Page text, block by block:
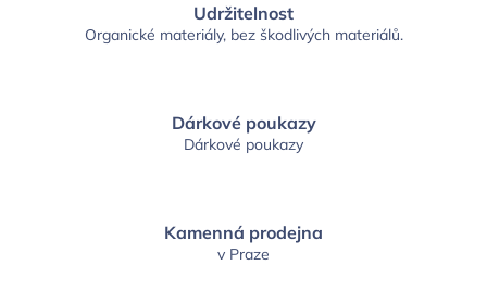
Udržitelnost
Organické materiály, bez škodlivých materiálů.
Dárkové poukazy
Dárkové poukazy
Kamenná prodejna
v Praze